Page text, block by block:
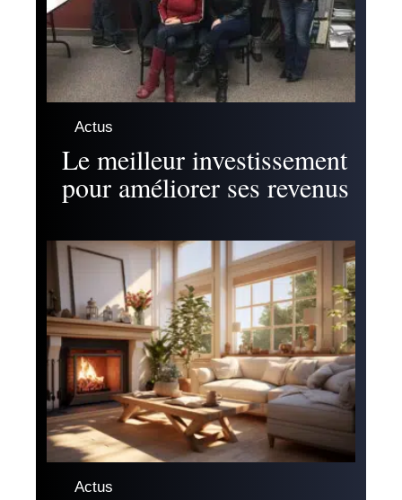
Actus
Le meilleur investissement
pour améliorer ses revenus
Actus